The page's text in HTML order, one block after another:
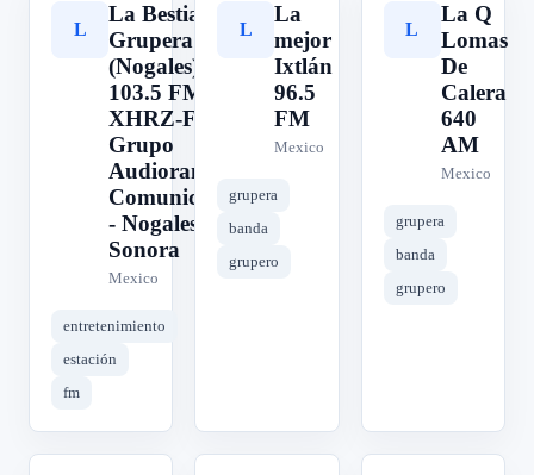
L
La Bestia
Grupera
(Nogales) -
103.5 FM -
XHRZ-FM -
Grupo
Audiorama
Comunicaciones
- Nogales,
Sonora
Mexico
entretenimiento
estación
fm
L
La
mejor
Ixtlán
96.5
FM
Mexico
grupera
banda
grupero
L
La Q
Lomas
De
Calera
640
AM
Mexico
grupera
banda
grupero